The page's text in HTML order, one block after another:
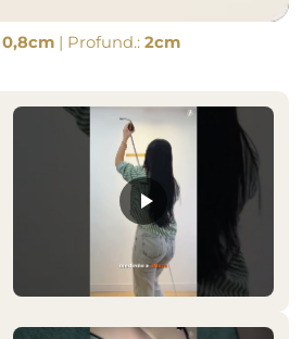
0,8cm | Profund.: 2cm